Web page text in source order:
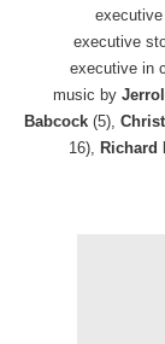
executive
executive in
music by
Babcock (5),
16), Richard